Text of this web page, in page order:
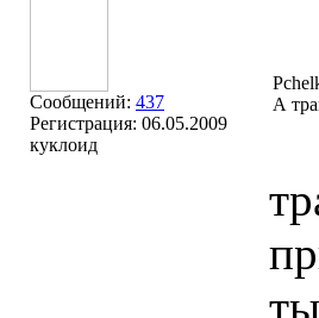
Сообщений: 437
Регистрация: 06.05.2009
куклоид
А